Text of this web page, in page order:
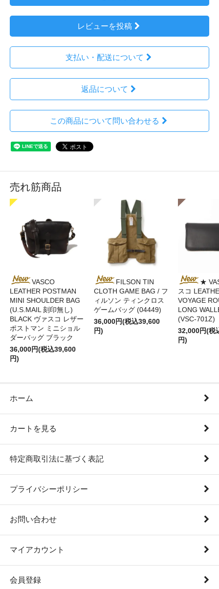
レビューを投稿
支払い・配送について
返品について
この商品について問い合わせる
売れ筋商品
VASCO
LEATHER POSTMAN
MINI SHOULDER BAG
(U.S.MAIL 刻印無し)
BLACK ヴァスコ レザー
ポストマン ミニショル
ダーバッグ ブラック
36,000円(税込39,600
円)
FILSON TIN
CLOTH GAME BAG / フ
ィルソン ティンクロス
ゲームバッグ (04449)
36,000円(税込39,600
円)
★
スコ
VOYAGE
LONG
(VSC-701Z)
32,000円(税
円)
ホーム
カートを見る
特定商取引法に基づく表記
プライバシーポリシー
お問い合わせ
マイアカウント
会員登録